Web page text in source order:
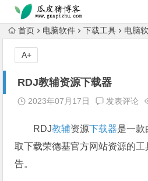
跳转到主内容
首页 电脑软件 下载工具 电脑
RDJ教辅资源下载器
2023年07月17日 发表评论
RDJ教辅资源下载器是一款
取下载荣德基官方网站资源的
告。
A+